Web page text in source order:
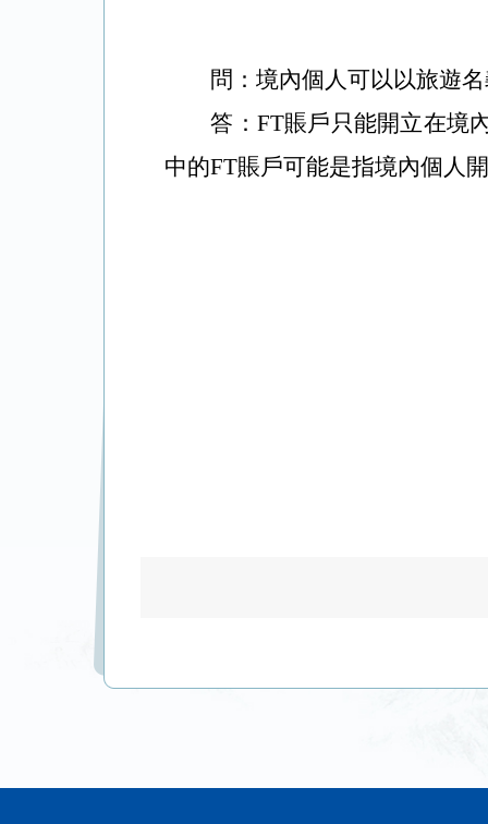
問：境內個人可以以旅遊
答： FT賬戶只能開立在境
中的FT賬戶可能是指境內個人